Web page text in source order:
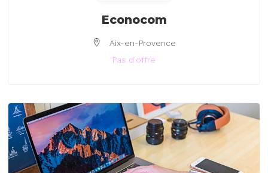
Econocom
Aix-en-Provence
Pas d'offre